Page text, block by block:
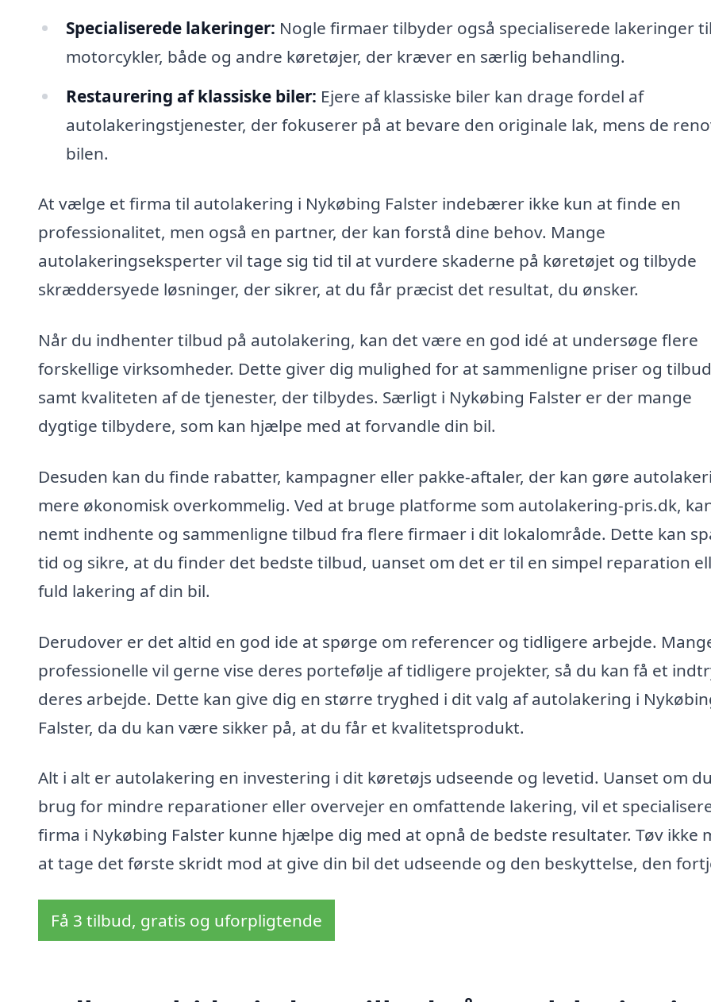
Specialiserede lakeringer: Nogle firmaer tilbyder også specialiserede lakeringer til
motorcykler, både og andre køretøjer, der kræver en særlig behandling.
Restaurering af klassiske biler: Ejere af klassiske biler kan drage fordel af
autolakeringstjenester, der fokuserer på at bevare den originale lak, mens de
bilen.
At vælge et firma til autolakering i Nykøbing Falster indebærer ikke kun at finde en
professionalitet, men også en partner, der kan forstå dine behov. Mange
autolakeringseksperter vil tage sig tid til at vurdere skaderne på køretøjet og tilbyde
skræddersyede løsninger, der sikrer, at du får præcist det resultat, du ønsker.
Når du indhenter tilbud på autolakering, kan det være en god idé at undersøge flere
forskellige virksomheder. Dette giver dig mulighed for at sammenligne priser og
samt kvaliteten af de tjenester, der tilbydes. Særligt i Nykøbing Falster er der mange
dygtige tilbydere, som kan hjælpe med at forvandle din bil.
Desuden kan du finde rabatter, kampagner eller pakke-aftaler, der kan gøre
mere økonomisk overkommelig. Ved at bruge platforme som autolakering-pris.dk,
nemt indhente og sammenligne tilbud fra flere firmaer i dit lokalområde. Dette kan
tid og sikre, at du finder det bedste tilbud, uanset om det er til en simpel reparation
fuld lakering af din bil.
Derudover er det altid en god ide at spørge om referencer og tidligere arbejde.
professionelle vil gerne vise deres portefølje af tidligere projekter, så du kan få et
deres arbejde. Dette kan give dig en større tryghed i dit valg af autolakering i
Falster, da du kan være sikker på, at du får et kvalitetsprodukt.
Alt i alt er autolakering en investering i dit køretøjs udseende og levetid. Uanset om
brug for mindre reparationer eller overvejer en omfattende lakering, vil et
firma i Nykøbing Falster kunne hjælpe dig med at opnå de bedste resultater. Tøv ikke
at tage det første skridt mod at give din bil det udseende og den beskyttelse, den
Få 3 tilbud, gratis og uforpligtende